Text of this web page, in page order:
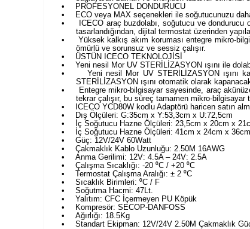
•
PROFESYONEL DONDURUCU
•
ECO veya MAX seçenekleri ile soğutucunuzu
•
ICECO araç buzdolabı, soğutucu ve
tasarlandığından, dijital termostat üzerinden
•
Yüksek kalkış akım koruması entegre mikro-
ömürlü ve sorunsuz ve sessiz çalışır.
•
ÜSTÜN ICECO TEKNOLOJİSİ
•
Yeni nesil Mor UV STERİLİZASYON ışını ile
•
Yeni nesil Mor UV STERİLİZASYON ışını
STERİLİZASYON ışını otomatik olarak
•
Entegre mikro-bilgisayar sayesinde, araç
tekrar çalışır, bu süreç tamamen mikro-bilgisayar
•
ICECO YCD80W kodlu Adaptörü haricen satın
•
Dış Ölçüleri: G:35cm x Y:53,3cm x U:72,5cm
•
İç Soğutucu Hazne Ölçüleri: 23,5cm x 20cm x
•
İç Soğutucu Hazne Ölçüleri: 41cm x 24cm x 36cm
•
Güç: 12V/24V 60Watt
•
Çakmaklık Kablo Uzunluğu: 2.50M 16AWG
•
Anma Gerilimi: 12V: 4.5A – 24V: 2.5A
•
Çalışma Sıcaklığı: -20 ⁰C / +20 ⁰C
•
Termostat Çalışma Aralığı: ± 2 ⁰C
•
Sıcaklık Birimleri: ⁰C / F
•
Soğutma Hacmi: 47Lt.
•
Yalıtım: CFC İçermeyen PU Köpük
•
Kompresör: SECOP-DANFOSS
•
Ağırlığı: 18.5Kg
•
Standart Ekipman: 12V/24V 2.50M Çakmaklık